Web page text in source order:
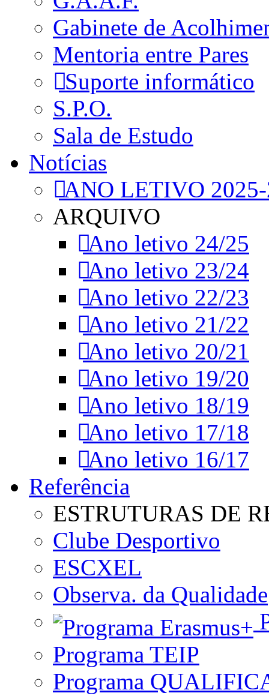
Gabinete de
Mentoria entre Pares
Suporte informático
S.P.O.
Sala de Estudo
Notícias
ANO LETIVO
ARQUIVO
Ano letivo 24/25
Ano letivo 23/24
Ano letivo 22/23
Ano letivo 21/22
Ano letivo 20/21
Ano letivo 19/20
Ano letivo 18/19
Ano letivo 17/18
Ano letivo 16/17
Referência
ESTRUTURAS DE
Clube Desportivo
ESCXEL
Observa. da Qualidade
Programa TEIP
Programa